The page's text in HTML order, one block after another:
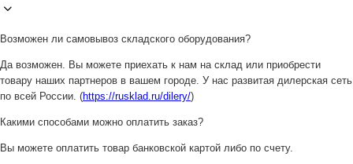
Возможен ли самовывоз складского оборудования?
Да возможен. Вы можете приехать к нам на склад или приобрести
товару наших партнеров в вашем городе. У нас развитая дилерская сеть
по всей России. (https://rusklad.ru/dilery/)
Какими способами можно оплатить заказ?
Вы можете оплатить товар банковской картой либо по счету.